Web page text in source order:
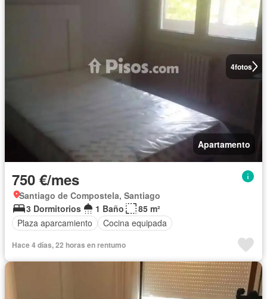
4fotos
Apartamento
750 €/mes
Santiago de Compostela, Santiago
3 Dormitorios
1 Baño
85 m²
Plaza aparcamiento
Cocina equipada
Hace 4 días, 22 horas en rentumo